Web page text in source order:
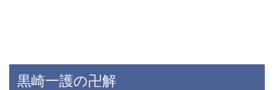
黒崎一護の卍解